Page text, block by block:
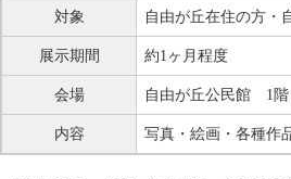
対象 自由が丘在住の方・
展示期間 約1ヶ月程度
会場 自由が丘公民館 1階
内容 写真・絵画・各種作